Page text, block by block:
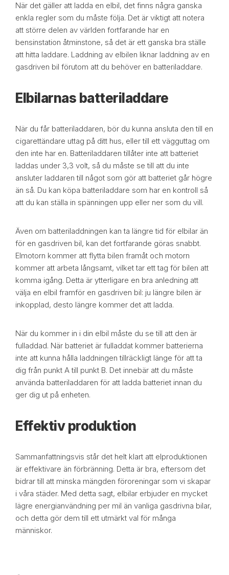
När det gäller att ladda en elbil, det finns några ganska
enkla regler som du måste följa. Det är viktigt att notera
att större delen av världen fortfarande har en
bensinstation åtminstone, så det är ett ganska bra ställe
att hitta laddare. Laddning av elbilen liknar laddning av en
gasdriven bil förutom att du behöver en batteriladdare.
Elbilarnas batteriladdare
När du får batteriladdaren, bör du kunna ansluta den till en
cigarettändare uttag på ditt hus, eller till ett vägguttag om
den inte har en. Batteriladdaren tillåter inte att batteriet
laddas under 3,3 volt, så du måste se till att du inte
ansluter laddaren till något som gör att batteriet går högre
än så. Du kan köpa batteriladdare som har en kontroll så
att du kan ställa in spänningen upp eller ner som du vill.
Även om batteriladdningen kan ta längre tid för elbilar än
för en gasdriven bil, kan det fortfarande göras snabbt.
Elmotorn kommer att flytta bilen framåt och motorn
kommer att arbeta långsamt, vilket tar ett tag för bilen att
komma igång. Detta är ytterligare en bra anledning att
välja en elbil framför en gasdriven bil: ju längre bilen är
inkopplad, desto längre kommer det att ladda.
När du kommer in i din elbil måste du se till att den är
fulladdad. När batteriet är fulladdat kommer batterierna
inte att kunna hålla laddningen tillräckligt länge för att ta
dig från punkt A till punkt B. Det innebär att du måste
använda batteriladdaren för att ladda batteriet innan du
ger dig ut på enheten.
Effektiv produktion
Sammanfattningsvis står det helt klart att elproduktionen
är effektivare än förbränning. Detta är bra, eftersom det
bidrar till att minska mängden föroreningar som vi skapar
i våra städer. Med detta sagt, elbilar erbjuder en mycket
lägre energianvändning per mil än vanliga gasdrivna bilar,
och detta gör dem till ett utmärkt val för många
människor.